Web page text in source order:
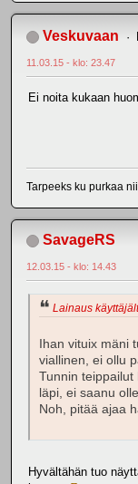
Veskuvaan
11.03.15 - klo: 23.47
Ei noita kukaan
Tarpeeks ku purkaa
SavageRS
12.03.15 - klo: 14.43
Lainaus
Ihan vituix mäni
viallinen, ei ollu
Tunnin
läpi, ei saanu
Noh, pitää ajaa
Hyvältähän tuo